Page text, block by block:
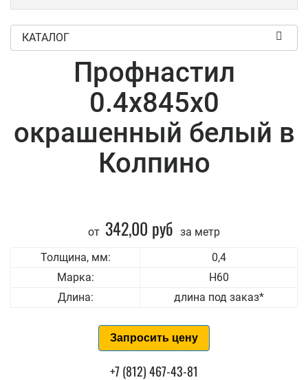
КАТАЛОГ
Профнастил
0.4x845x0
окрашенный белый в
Колпино
от 342,00 руб за метр
Толщина, мм:
0,4
Марка:
Н60
Длина:
длина под заказ*
Запросить цену
+7 (812) 467-43-81